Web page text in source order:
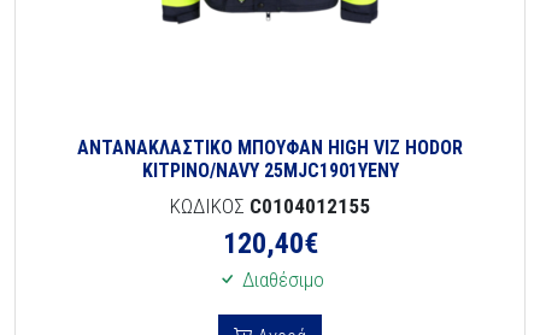
ΑΝΤΑΝΑΚΛΑΣΤΙΚΟ ΜΠΟΥΦΑΝ HIGH VIZ HODOR
ΚΙΤΡΙΝΟ/NAVY 25MJC1901YENY
ΚΩΔΙΚΟΣ C0104012155
120,40€
Διαθέσιμο